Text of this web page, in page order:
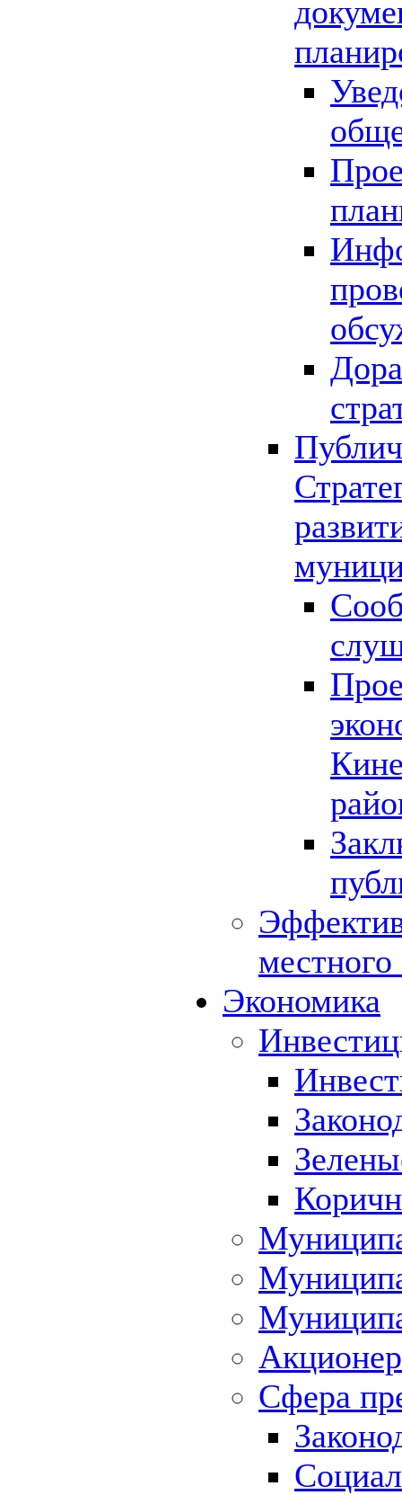
Экономика
Сфера